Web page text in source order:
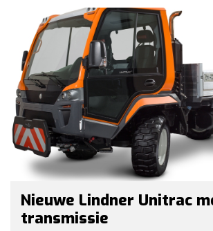
Nieuwe Lindner Unitrac
transmissie